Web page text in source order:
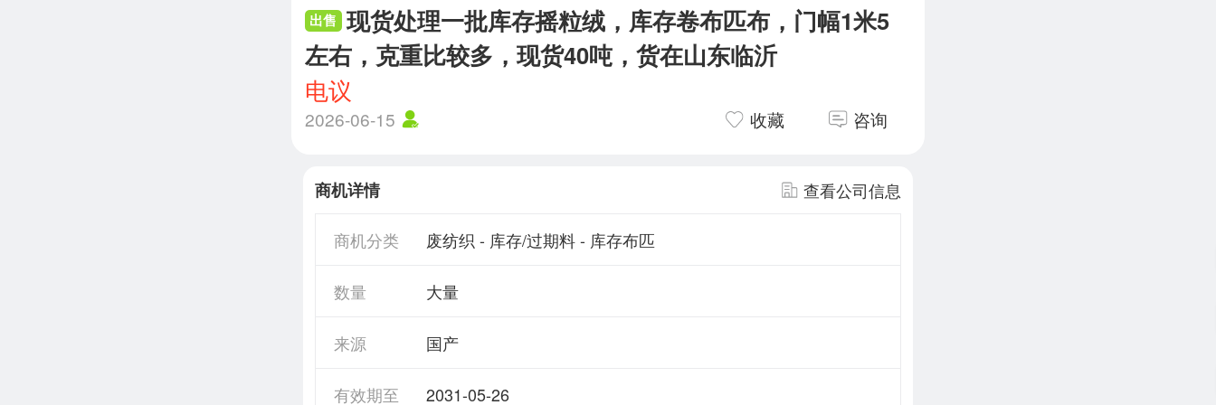
出售 现货处理一批库存摇粒绒，库存卷布匹布，门幅1米5
左右，克重比较多，现货40吨，货在山东临沂
电议
2026-06-15 收藏 咨询
商机详情 查看公司信息
商机分类 废纺织 - 库存/过期料 - 库存布匹
数量 大量
来源 国产
有效期至 2031-05-26